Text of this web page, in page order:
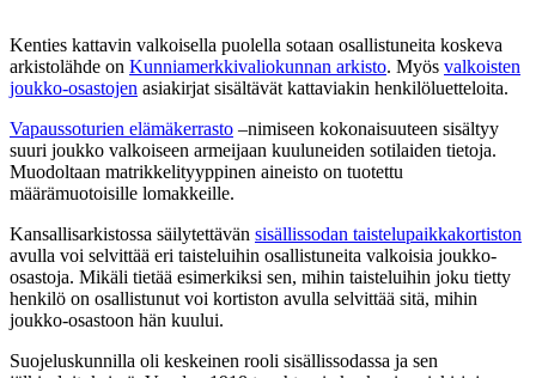
Kenties kattavin valkoisella puolella sotaan osallistuneita koskeva
arkistolähde on Kunniamerkkivaliokunnan arkisto. Myös valkoisten
joukko-osastojen asiakirjat sisältävät kattaviakin henkilöluetteloita.
Vapaussoturien elämäkerrasto –nimiseen kokonaisuuteen sisältyy
suuri joukko valkoiseen armeijaan kuuluneiden sotilaiden tietoja.
Muodoltaan matrikkelityyppinen aineisto on tuotettu
määrämuotoisille lomakkeille.
Kansallisarkistossa säilytettävän sisällissodan taistelupaikkakortiston
avulla voi selvittää eri taisteluihin osallistuneita valkoisia joukko-
osastoja. Mikäli tietää esimerkiksi sen, mihin taisteluihin joku tietty
henkilö on osallistunut voi kortiston avulla selvittää sitä, mihin
joukko-osastoon hän kuului.
Suojeluskunnilla oli keskeinen rooli sisällissodassa ja sen